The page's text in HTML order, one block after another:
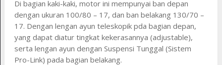
Di bagian kaki-kaki, motor ini mempunyai ban depan
dengan ukuran 100/80 – 17, dan ban belakang 130/70 –
17. Dengan lengan ayun teleskopik pda bagian depan,
yang dapat diatur tingkat kekerasannya (adjustable),
serta lengan ayun dengan Suspensi Tunggal (Sistem
Pro-Link) pada bagian belakang.